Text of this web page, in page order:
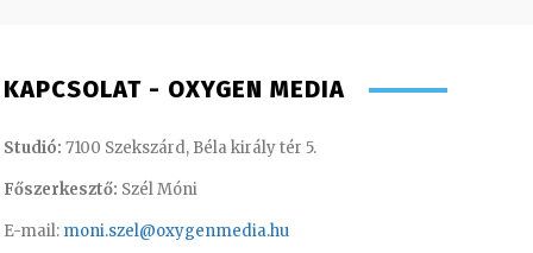
KAPCSOLAT - OXYGEN MEDIA
Studió: 7100 Szekszárd, Béla király tér 5.
Főszerkesztő: Szél Móni
E-mail: moni.szel@oxygenmedia.hu